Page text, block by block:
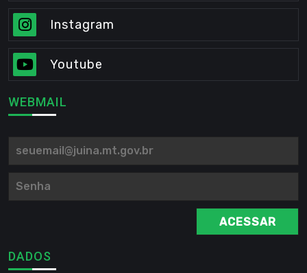
Instagram
Youtube
WEBMAIL
ACESSAR
DADOS